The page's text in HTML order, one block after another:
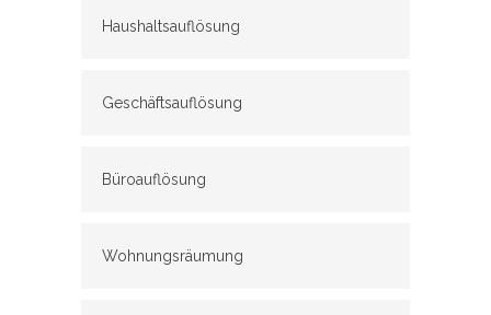
Haushaltsauflösung
Geschäftsauflösung
Büroauflösung
Wohnungsräumung